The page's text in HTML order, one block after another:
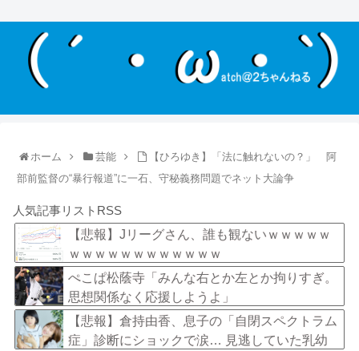
ホーム 芸能
【ひろゆき】「法に触れないの？」 阿
部前監督の“暴行報道”に一石、守秘義務問題でネット大論争
人気記事リストRSS
【悲報】Jリーグさん、誰も観ないｗｗｗｗｗ
ｗｗｗｗｗｗｗｗｗｗｗｗ
ぺこぱ松蔭寺「みんな右とか左とか拘りすぎ。
思想関係なく応援しようよ」
【悲報】倉持由香、息子の「自閉スペクトラム
症」診断にショックで涙… 見逃していた乳幼